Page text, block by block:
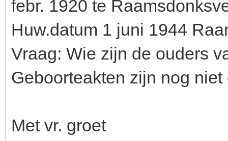
febr. 1920 te
Huw.datum 1 juni 1944
Vraag: Wie zijn de ouders
Geboorteakten zijn nog niet
Met vr. groet